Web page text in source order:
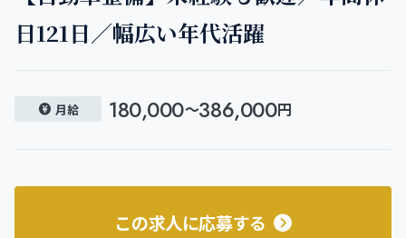
日121日／幅広い年代活躍
月給 180,000〜386,000円
この求人に応募する